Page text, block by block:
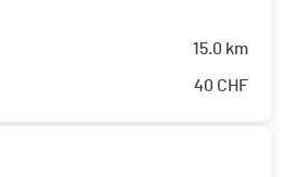
15.0 km
40 CHF